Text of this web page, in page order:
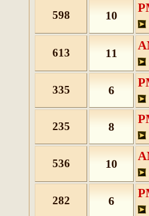
10
598
11
613
6
335
8
235
10
536
6
282